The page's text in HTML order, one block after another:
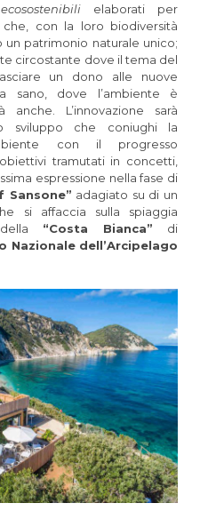
elaborati per
che, con la loro biodiversità
un patrimonio naturale unico;
circostante dove il tema del
un dono alle nuove
sano, dove l’ambiente è
L’innovazione sarà
sviluppo che coniughi la
con il progresso
tramutati in concetti,
espressione nella fase di
Sansone” adagiato su di un
si affaccia sulla spiaggia
della “Costa Bianca” di
Nazionale dell’Arcipelago